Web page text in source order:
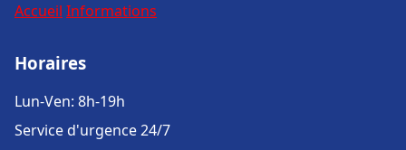
Accueil Informations
Horaires
Lun-Ven: 8h-19h
Service d'urgence 24/7